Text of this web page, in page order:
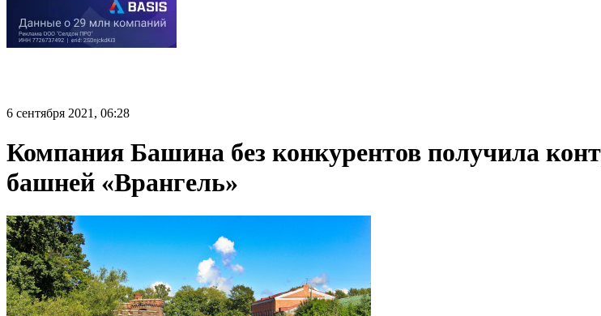
6 сентября 2021, 06:28
Компания Башина без конкурентов получила
башней «Врангель»